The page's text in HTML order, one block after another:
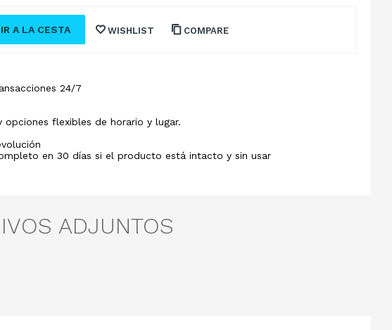
A LA CESTA WISHLIST COMPARE
24/7
opciones flexibles de horario y lugar.
en 30 días si el producto está intacto y sin usar
ADJUNTOS